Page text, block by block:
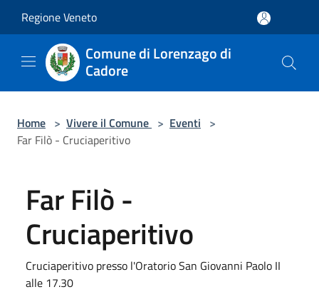
Regione Veneto
Comune di Lorenzago di
Cadore
Home > Vivere il Comune > Eventi >
Far Filò - Cruciaperitivo
Far Filò -
Cruciaperitivo
Cruciaperitivo presso l'Oratorio San Giovanni Paolo II
alle 17.30